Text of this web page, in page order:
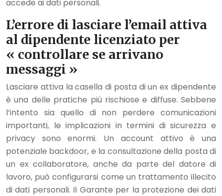
accede ai dati personali.
L’errore di lasciare l’email attiva
al dipendente licenziato per
« controllare se arrivano
messaggi »
Lasciare attiva la casella di posta di un ex dipendente
è una delle pratiche più rischiose e diffuse. Sebbene
l’intento sia quello di non perdere comunicazioni
importanti, le implicazioni in termini di sicurezza e
privacy sono enormi. Un account attivo è una
potenziale backdoor, e la consultazione della posta di
un ex collaboratore, anche da parte del datore di
lavoro, può configurarsi come un trattamento illecito
di dati personali. Il Garante per la protezione dei dati